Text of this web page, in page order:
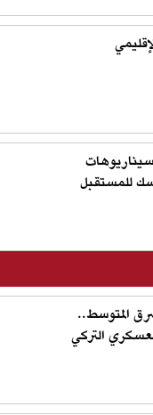
للمستقبل
المتوسط..
التركي